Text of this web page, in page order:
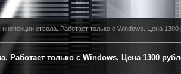
ствола. Работает только с Windows. Цена
Работает только с Windows. Цена 1300